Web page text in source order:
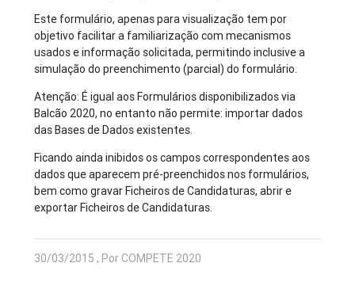
Este formulário, apenas para visualização tem por
objetivo facilitar a familiarização com mecanismos
usados e informação solicitada, permitindo inclusive a
simulação do preenchimento (parcial) do formulário.
Atenção: É igual aos Formulários disponibilizados via
Balcão 2020, no entanto não permite: importar dados
das Bases de Dados existentes.
Ficando ainda inibidos os campos correspondentes aos
dados que aparecem pré-preenchidos nos formulários,
bem como gravar Ficheiros de Candidaturas, abrir e
exportar Ficheiros de Candidaturas.
30/03/2015 , Por COMPETE 2020